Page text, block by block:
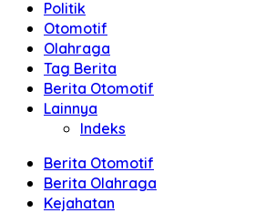
Politik
Otomotif
Olahraga
Tag Berita
Berita Otomotif
Lainnya
Indeks
Berita Otomotif
Berita Olahraga
Kejahatan